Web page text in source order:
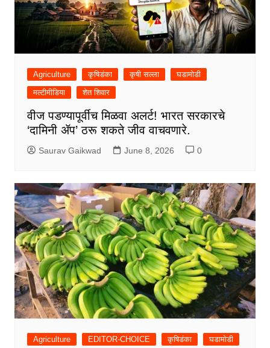
Agriculture कृषिडंका कृषी सल्ला
घडामोडी
मल्टीमीडिया
शेत शिवार
वीज पडण्यापूर्वीच मिळवा अलर्ट! भारत सरकारचे
‘दामिनी ॲप’ ठरू शकते जीव वाचवणारे.
Saurav Gaikwad June 8, 2026 0
Agriculture EDITOR-CHOICE कृषिडंका
घडामोडी